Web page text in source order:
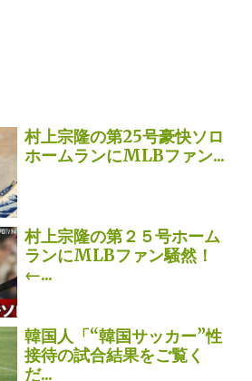
村上宗隆の第25号豪快ソロ
ホームランにMLBファン...
村上宗隆の第２５号ホーム
ランにMLBファン騒然！
←...
韓国人「“韓国サッカー”性
接待の試合結果をご覧く
だ...